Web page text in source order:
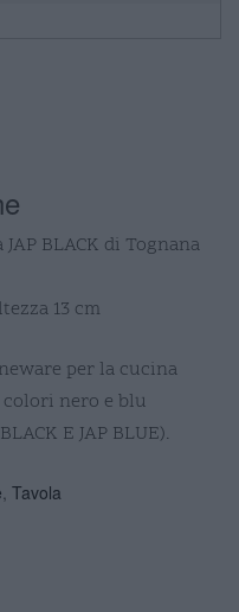
BLACK di Tognana
13 cm
per la cucina
nero e blu
E JAP BLUE).
Tavola